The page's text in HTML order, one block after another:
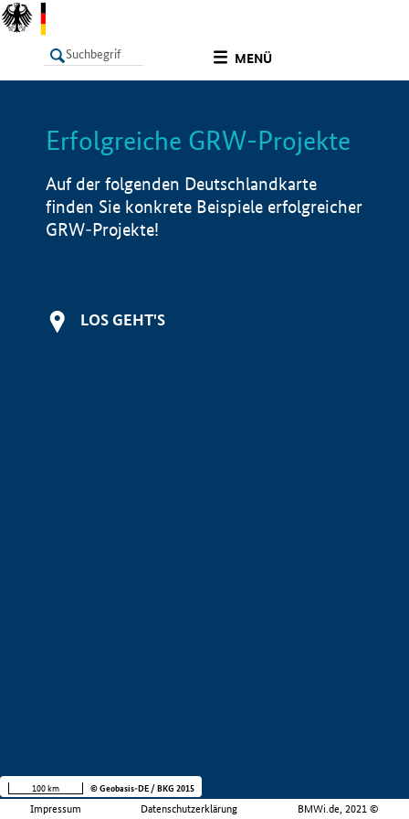
MENÜ
LISTE Info
Erfolgreiche GRW-Projekte
Auf der folgenden Deutschlandkarte
finden Sie konkrete Beispiele erfolgreicher
GRW-Projekte!
LOS GEHT'S
Impressum Datenschutzerklärung BMWi.de, 2021 ©
100 km © Geobasis-DE / BKG 2015